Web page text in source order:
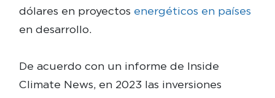
dólares en proyectos energéticos en países
en desarrollo.
De acuerdo con un informe de Inside
Climate News, en 2023 las inversiones